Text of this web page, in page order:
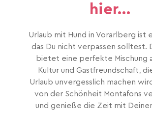
hier...
Urlaub mit Hund in Vorarlberg ist
das Du nicht verpassen solltest.
bietet eine perfekte Mischung
Kultur und Gastfreundschaft,
Urlaub unvergesslich machen
von der Schönheit Montafons
und genieße die Zeit mit